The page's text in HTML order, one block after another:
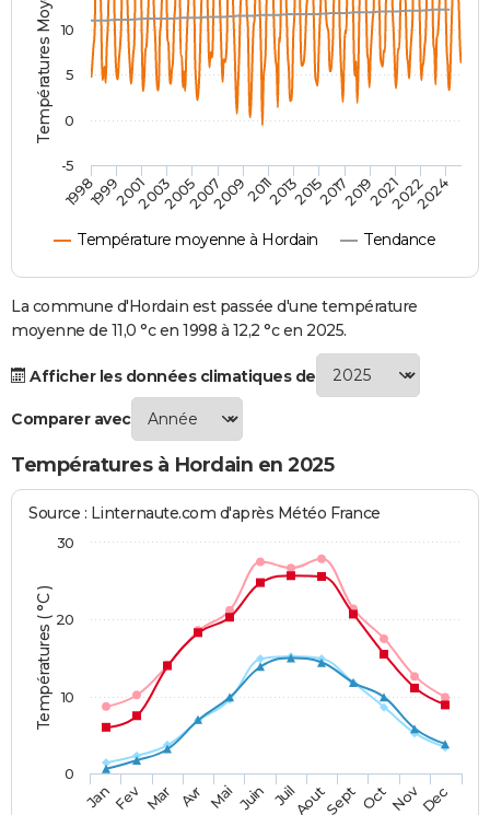
Destinations
City break
Voyage nature
Voyage de noces
Forum
Climat
PHOTO
GUIDES D'ACHAT
BONS PLANS
CARTE DE VOEUX
Carte de Noël
Carte Bonne année
Carte Saint-Valentin
Carte Pâques
Carte d'anniversaire
DICTIONNAIRE
Dictionnaire
Biographies
Citations
Expressions
Proverbes
PROGRAMME TV
S'inscrire
Se connecter
Lycées
Collèges
Primaires
Universités
Entreprises
Service militaire
Avis de recherche
AVIS DE DÉCÈS
FORUM
Bricolage
Lifestyle
Culture
Sport
Auto
Television
Voyage
Cinema
Température moyenne à Hordain Tendance
199819992001200320052007200920112013201520172019202120222024
-5
0
5
10
La commune d'Hordain est passée d'une température
moyenne de 11,0 °c en 1998 à 12,2 °c en 2025.
Afficher les données climatiques de
Comparer avec
Températures à Hordain en 2025
Températures ( °C )
Source : Linternaute.com d'après Météo France
JanFev Mar Avr Mai Juin JuilAoutSept OctNovDec
0
10
20
30